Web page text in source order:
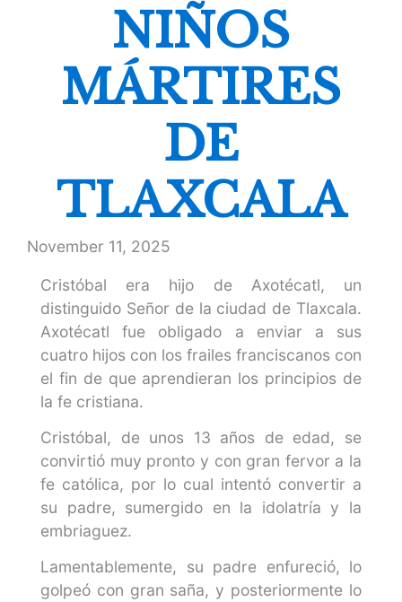
NIÑOS
MÁRTIRES
DE
TLAXCALA
November 11, 2025
Cristóbal era hijo de Axotécatl, un
distinguido Señor de la ciudad de Tlaxcala.
Axotécatl fue obligado a enviar a sus
cuatro hijos con los frailes franciscanos con
el fin de que aprendieran los principios de
la fe cristiana.
Cristóbal, de unos 13 años de edad, se
convirtió muy pronto y con gran fervor a la
fe católica, por lo cual intentó convertir a
su padre, sumergido en la idolatría y la
embriaguez.
Lamentablemente, su padre enfureció, lo
golpeó con gran saña, y posteriormente lo